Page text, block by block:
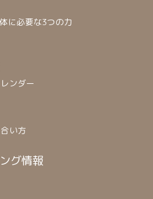
に必要な3つの力
ンダー
い方
グ情報